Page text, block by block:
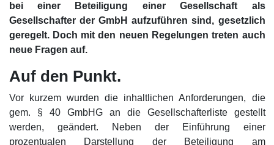
bei einer Beteiligung einer Gesellschaft als
Gesellschafter der GmbH aufzuführen sind, gesetzlich
geregelt. Doch mit den neuen Regelungen treten auch
neue Fragen auf.
Auf den Punkt.
Vor kurzem wurden die inhaltlichen Anforderungen, die
gem. § 40 GmbHG an die Gesellschafterliste gestellt
werden, geändert. Neben der Einführung einer
prozentualen Darstellung der Beteiligung am